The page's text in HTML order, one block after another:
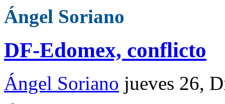
Ángel Soriano
DF-Edomex, conflicto
Ángel Soriano jueves 26,